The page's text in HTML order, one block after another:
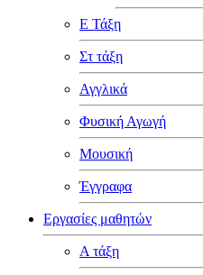
Ε Τάξη
Στ τάξη
Αγγλικά
Φυσική Αγωγή
Μουσική
Έγγραφα
Εργασίες μαθητών
Α τάξη